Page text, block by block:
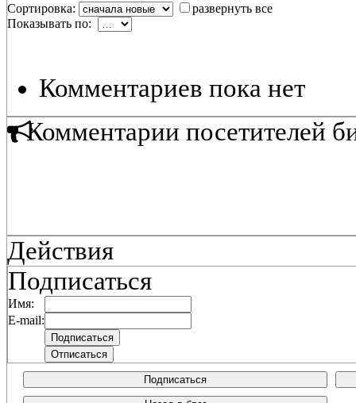
Сортировка:
развернуть все
Показывать по:
Комментариев пока нет
Комментарии посетителей
Действия
Подписаться
Имя:
E-mail:
Подписаться